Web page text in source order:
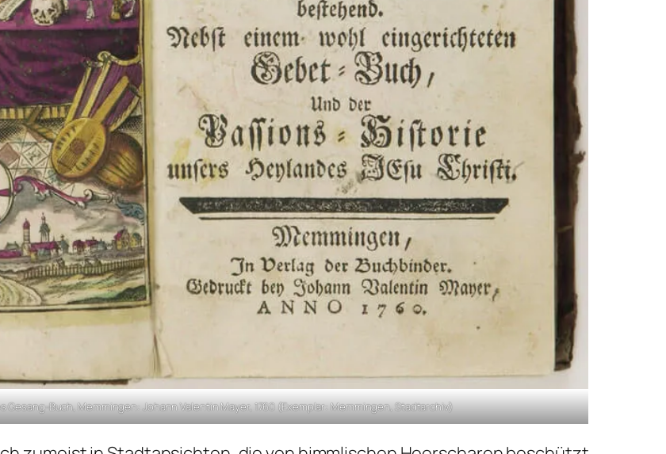
Gesang-Buch, Memmingen: Johann Valentin Mayer, 1760 (Exemplar: Memmingen, Stadtarchiv)